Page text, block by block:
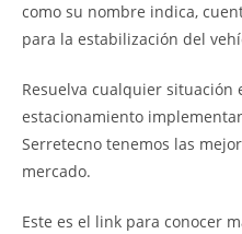
como su nombre indica,
para la estabilización del
Resuelva cualquier situación
estacionamiento
Serretecno tenemos las
mercado.
Este es el link para conocer